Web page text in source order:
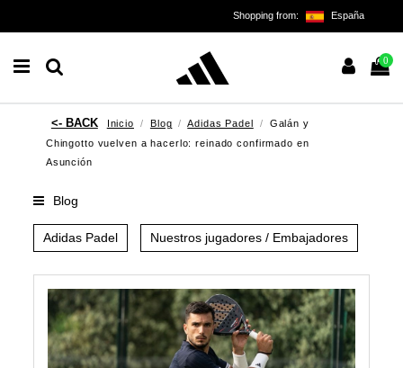
Shopping from: España
0
Inicio Blog Adidas Padel
Galán y
Chingotto vuelven a hacerlo: reinado confirmado en
Asunción
Blog
Adidas Padel Nuestros jugadores / Embajadores